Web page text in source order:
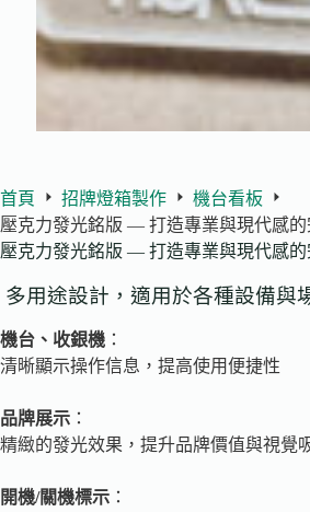
首頁 招牌燈箱製作
機台看板
壓克力發光銘版 — 打造專業與現代感的
壓克力發光銘版 — 打造專業與現代感的
多用途設計，適用於各種設備與
機台、收銀機 ：
清晰顯示操作信息，提高使用便捷性
品牌展示 ：
精緻的發光效果，提升品牌價值與視覺
開機/關機標示 ：